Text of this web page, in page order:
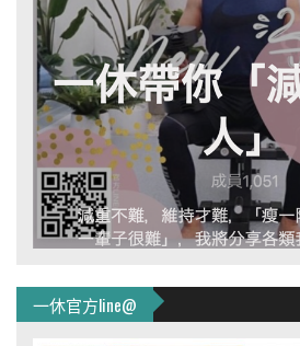
一休官方line@